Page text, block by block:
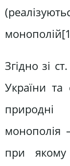
Згідно зі
України
монополія
при